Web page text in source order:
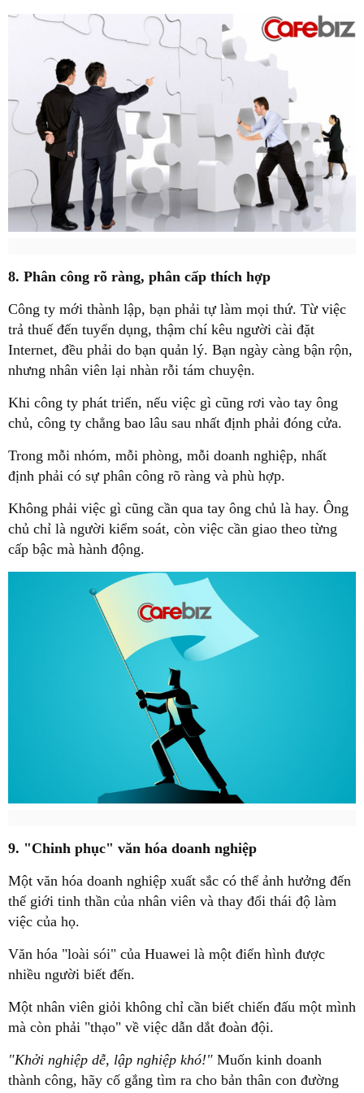
8. Phân công rõ ràng, phân cấp thích hợp
Công ty mới thành lập, bạn phải tự làm mọi thứ. Từ việc
trả thuế đến tuyển dụng, thậm chí kêu người cài đặt
Internet, đều phải do bạn quản lý. Bạn ngày càng bận rộn,
nhưng nhân viên lại nhàn rỗi tám chuyện.
Khi công ty phát triển, nếu việc gì cũng rơi vào tay ông
chủ, công ty chẳng bao lâu sau nhất định phải đóng cửa.
Trong mỗi nhóm, mỗi phòng, mỗi doanh nghiệp, nhất
định phải có sự phân công rõ ràng và phù hợp.
Không phải việc gì cũng cần qua tay ông chủ là hay. Ông
chủ chỉ là người kiểm soát, còn việc cần giao theo từng
cấp bậc mà hành động.
9. "Chinh phục" văn hóa doanh nghiệp
Một văn hóa doanh nghiệp xuất sắc có thể ảnh hưởng đến
thế giới tinh thần của nhân viên và thay đổi thái độ làm
việc của họ.
Văn hóa "loài sói" của Huawei là một điển hình được
nhiều người biết đến.
Một nhân viên giỏi không chỉ cần biết chiến đấu một mình
mà còn phải "thạo" về việc dẫn dắt đoàn đội.
"Khởi nghiệp dễ, lập nghiệp khó!" Muốn kinh doanh
thành công, hãy cố gắng tìm ra cho bản thân con đường